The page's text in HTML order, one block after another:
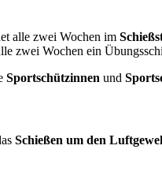
alle zwei Wochen im
zwei Wochen ein
Sportschützinnen und
Schießen um den